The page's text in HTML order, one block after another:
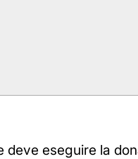
eseguire la